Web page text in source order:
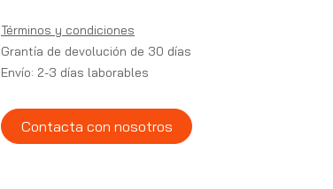
Términos y condiciones
Grantía de devolución de 30 días
Envío: 2-3 días laborables
Contacta con nosotros